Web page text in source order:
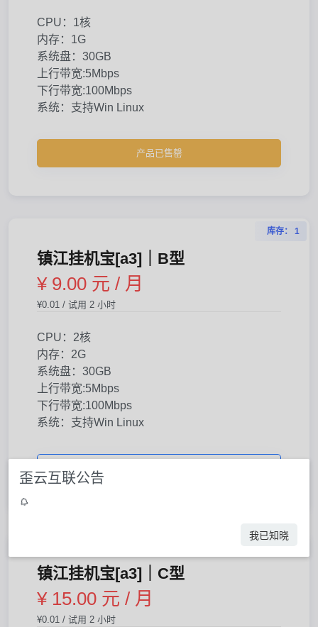
CPU：1核
内存：1G
系统盘：30GB
上行带宽:5Mbps
下行带宽:100Mbps
系统：支持Win Linux
产品已售罄
库存： 1
镇江挂机宝[a3]｜B型
¥ 9.00 元 / 月
¥0.01 / 试用 2 小时
CPU：2核
内存：2G
系统盘：30GB
上行带宽:5Mbps
下行带宽:100Mbps
系统：支持Win Linux
镇江挂机宝[a3]｜C型
¥ 15.00 元 / 月
¥0.01 / 试用 2 小时
歪云互联公告
我已知晓